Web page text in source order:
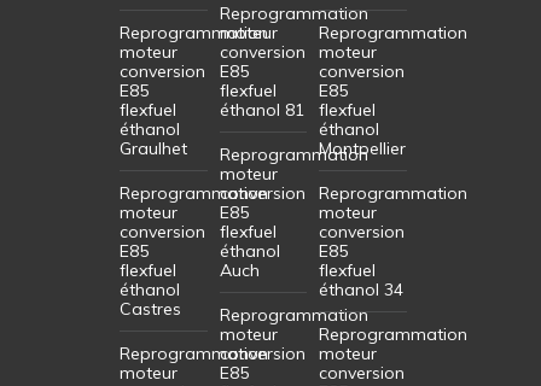
Reprogrammation
moteur
conversion
E85
flexfuel
éthanol
Graulhet
Reprogrammation
moteur
conversion
E85
flexfuel
éthanol
Castres
Reprogrammation
moteur
Reprogrammation
moteur
conversion
E85
flexfuel
éthanol 81
Reprogrammation
moteur
conversion
E85
flexfuel
éthanol
Auch
Reprogrammation
moteur
conversion
E85
Reprogrammation
moteur
conversion
E85
flexfuel
éthanol
Montpellier
Reprogrammation
moteur
conversion
E85
flexfuel
éthanol 34
Reprogrammation
moteur
conversion